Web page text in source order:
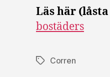
Läs här
bostäders
Etiketter
Corren